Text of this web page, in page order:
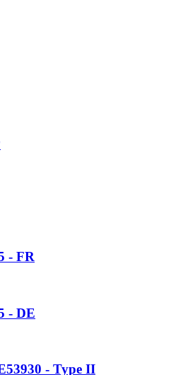
- FR
- DE
- Type II